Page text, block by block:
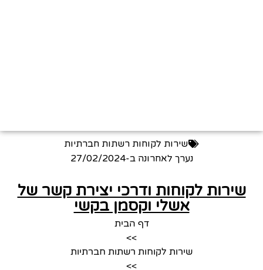
שירות לקוחות רשתות חברתיות
נערך לאחרונה ב-27/02/2024
לקוחות ודרכי יצירת קשר של
אשלי וקסמן בקשי
דף הבית
שירות לקוחות רשתות חברתיות